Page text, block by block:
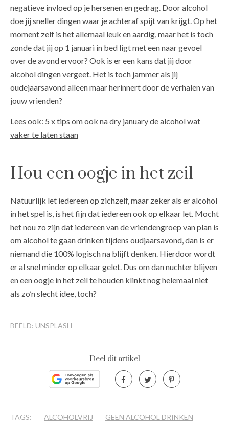
negatieve invloed op je hersenen en gedrag. Door alcohol
doe jij sneller dingen waar je achteraf spijt van krijgt. Op het
moment zelf is het allemaal leuk en aardig, maar het is toch
zonde dat jij op 1 januari in bed ligt met een naar gevoel
over de avond ervoor? Ook is er een kans dat jij door
alcohol dingen vergeet. Het is toch jammer als jij
oudejaarsavond alleen maar herinnert door de verhalen van
jouw vrienden?
Lees ook: 5 x tips om ook na dry january de alcohol wat
vaker te laten staan
Hou een oogje in het zeil
Natuurlijk let iedereen op zichzelf, maar zeker als er alcohol
in het spel is, is het fijn dat iedereen ook op elkaar let. Mocht
het nou zo zijn dat iedereen van de vriendengroep van plan is
om alcohol te gaan drinken tijdens oudjaarsavond, dan is er
niemand die 100% logisch na blijft denken. Hierdoor wordt
er al snel minder op elkaar gelet. Dus om dan nuchter blijven
en een oogje in het zeil te houden klinkt nog helemaal niet
als zo’n slecht idee, toch?
BEELD: UNSPLASH
Deel dit artikel
TAGS: ALCOHOLVRIJ
GEEN ALCOHOL DRINKEN